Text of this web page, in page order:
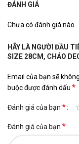
ĐÁNH GIÁ
Chưa có đánh giá nào.
HÃY LÀ NGƯỜI ĐẦU
SIZE 28CM, CHẢO
Email của bạn sẽ
buộc được đánh dấu *
Đánh giá của bạn *
Đánh giá của bạn *